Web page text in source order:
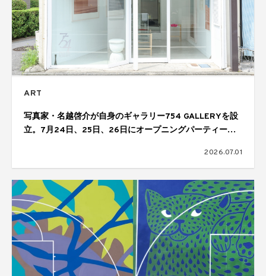
ART
写真家・名越啓介が自身のギャラリー754 GALLERYを設
立。7月24日、25日、26日にオープニングパーティーを
2026.07.01